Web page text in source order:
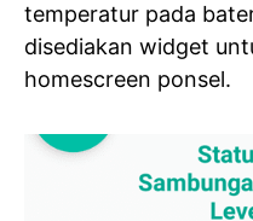
temperatur pada
disediakan widget
homescreen ponsel.